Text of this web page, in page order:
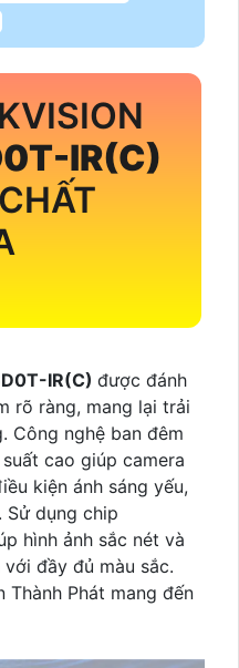
IR(C)
IR(C) được đánh
rõ ràng, mang lại trải
Công nghệ ban đêm
cao giúp camera
kiện ánh sáng yếu,
Sử dụng chip
hình ảnh sắc nét và
đầy đủ màu sắc.
Thành Phát mang đến